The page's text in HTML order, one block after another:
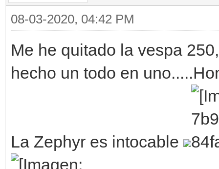
08-03-2020, 04:42 PM
Me he quitado la vespa
hecho un todo en
La Zephyr es intocable